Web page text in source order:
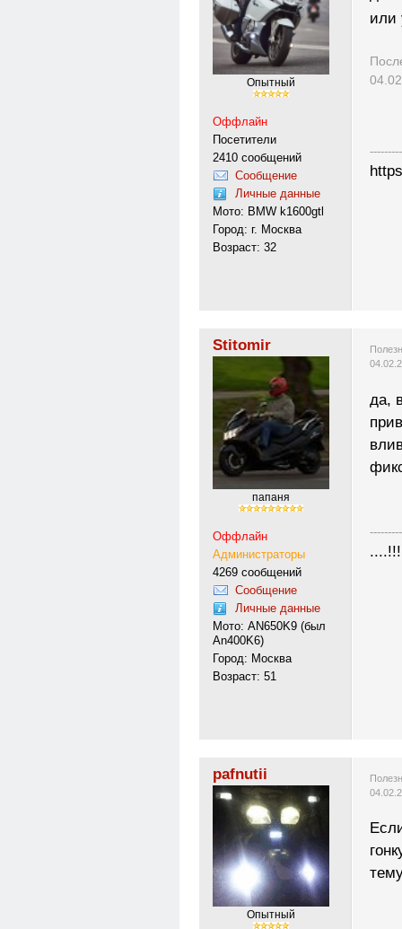
Опытный
Оффлайн
Посетители
2410 сообщений
Сообщение
Личные данные
Мото: BMW k1600gtl
Город: г. Москва
Возраст: 32
или
Stitomir
папаня
Оффлайн
Администраторы
4269 сообщений
Сообщение
Личные данные
Мото: AN650K9 (был
An400K6)
Город: Москва
Возраст: 51
да,
pafnutii
Опытный